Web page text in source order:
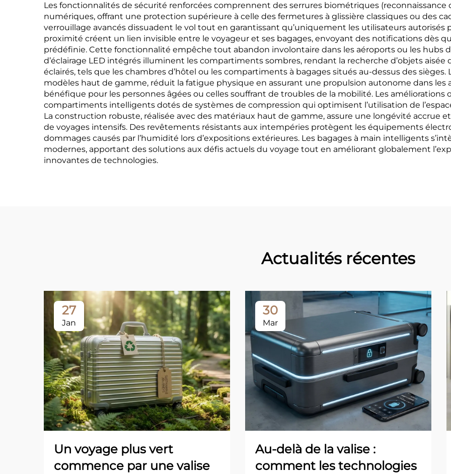
Les fonctionnalités de sécurité renforcées comprennent des serrures biométriques (reconnaissance
numériques, offrant une protection supérieure à celle des fermetures à glissière classiques ou des
verrouillage avancés dissuadent le vol tout en garantissant qu’uniquement les utilisateurs autorisés
proximité créent un lien invisible entre le voyageur et ses bagages, envoyant des notifications dès
prédéfinie. Cette fonctionnalité empêche tout abandon involontaire dans les aéroports ou les hubs
d’éclairage LED intégrés illuminent les compartiments sombres, rendant la recherche d’objets
éclairés, tels que les chambres d’hôtel ou les compartiments à bagages situés au-dessus des
modèles haut de gamme, réduit la fatigue physique en assurant une propulsion autonome dans
bénéfique pour les personnes âgées ou celles souffrant de troubles de la mobilité. Les
compartiments intelligents dotés de systèmes de compression qui optimisent l’utilisation de
La construction robuste, réalisée avec des matériaux haut de gamme, assure une longévité accrue
de voyages intensifs. Des revêtements résistants aux intempéries protègent les équipements
dommages causés par l’humidité lors d’expositions extérieures. Les bagages à main intelligents
modernes, apportant des solutions aux défis actuels du voyage tout en améliorant globalement
innovantes de technologies.
Actualités récentes
27
Jan
Un voyage plus vert
commence par une valise
30
Mar
Au-delà de la valise :
comment les technologies